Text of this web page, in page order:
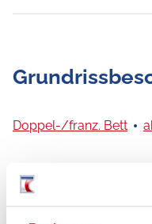
Doppel-/franz. Bett
Schlafplätze